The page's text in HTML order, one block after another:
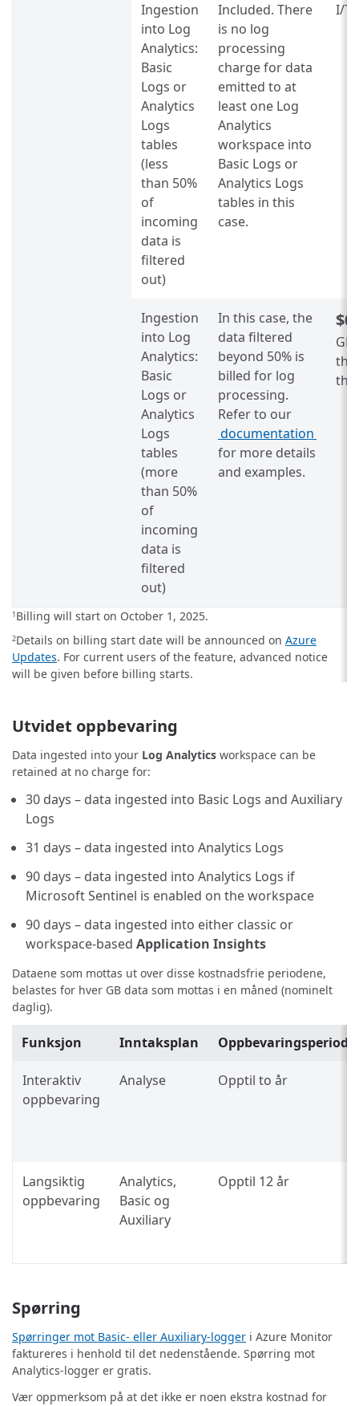
Ingestion
into Log
Analytics:
Basic
Logs or
Analytics
Logs
tables
(less
than 50%
of
incoming
data is
filtered
out)
Included. There
is no log
processing
charge for data
emitted to at
least one Log
Analytics
workspace into
Basic Logs or
Analytics Logs
tables in this
case.
I/T
Ingestion
into Log
Analytics:
Basic
Logs or
Analytics
Logs
tables
(more
than 50%
of
incoming
data is
filtered
out)
In this case, the
data filtered
beyond 50% is
billed for log
processing.
Refer to our
documentation
for more details
and examples.
GB
the
1Billing will start on October 1, 2025.
2Details on billing start date will be announced on Azure
Updates. For current users of the feature, advanced notice
will be given before billing starts.
Utvidet oppbevaring
Data ingested into your Log Analytics workspace can be
retained at no charge for:
30 days – data ingested into Basic Logs and Auxiliary
Logs
31 days – data ingested into Analytics Logs
90 days – data ingested into Analytics Logs if
Microsoft Sentinel is enabled on the workspace
90 days – data ingested into either classic or
workspace-based Application Insights
Dataene som mottas ut over disse kostnadsfrie periodene,
belastes for hver GB data som mottas i en måned (nominelt
daglig).
Funksjon Inntaksplan Oppbevaringsperiode
Interaktiv
oppbevaring
Analyse Opptil to år
Langsiktig
oppbevaring
Analytics,
Basic og
Auxiliary
Opptil 12 år
Spørring
Spørringer mot Basic- eller Auxiliary-logger i Azure Monitor
faktureres i henhold til det nedenstående. Spørring mot
Analytics-logger er gratis.
Vær oppmerksom på at det ikke er noen ekstra kostnad for